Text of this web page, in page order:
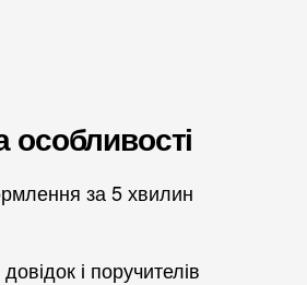
особливості
за 5 хвилин
і поручителів